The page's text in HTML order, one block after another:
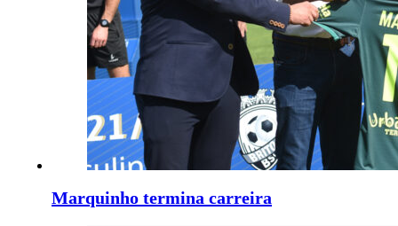
Marquinho termina carreira